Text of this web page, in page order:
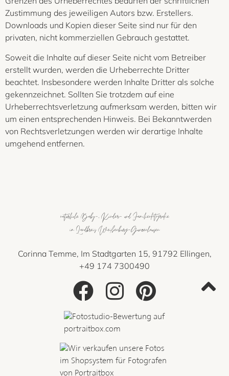
Zustimmung des jeweiligen Autors bzw. Erstellers.
Downloads und Kopien dieser Seite sind nur für den
privaten, nicht kommerziellen Gebrauch gestattet.
Soweit die Inhalte auf dieser Seite nicht vom Betreiber
erstellt wurden, werden die Urheberrechte Dritter
beachtet. Insbesondere werden Inhalte Dritter als solche
gekennzeichnet. Sollten Sie trotzdem auf eine
Urheberrechtsverletzung aufmerksam werden, bitten wir
um einen entsprechenden Hinweis. Bei Bekanntwerden
von Rechtsverletzungen werden wir derartige Inhalte
umgehend entfernen.
natürliche Baby-, Kinder- und Familienfotografie
im Landkreis Weißenburg-Gunzenhausen
Corinna Temme, Im Stadtgarten 15, 91792 Ellingen,
+49 174 7300490